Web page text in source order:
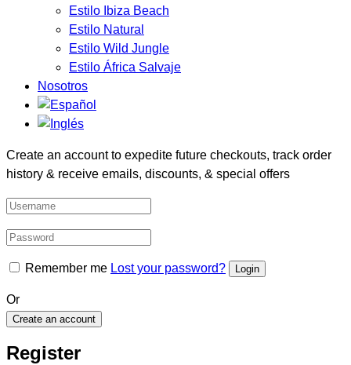
Estilo Ibiza Beach
Estilo Natural
Estilo Wild Jungle
Estilo África Salvaje
Nosotros
Create an account to expedite future checkouts, track order
history & receive emails, discounts, & special offers
Remember me Lost your password?
Or
Create an account
Register